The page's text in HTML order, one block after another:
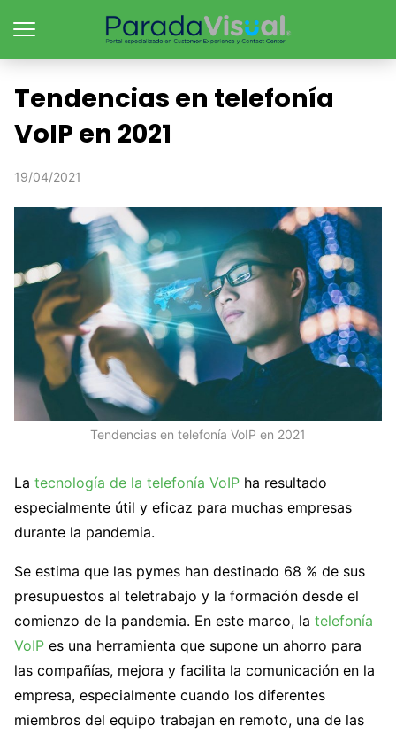
Tendencias en telefonía
VoIP en 2021
19/04/2021
Tendencias en telefonía VoIP en 2021
La tecnología de la telefonía VoIP ha resultado
especialmente útil y eficaz para muchas empresas
durante la pandemia.
Se estima que las pymes han destinado 68 % de sus
presupuestos al teletrabajo y la formación desde el
comienzo de la pandemia. En este marco, la telefonía
VoIP es una herramienta que supone un ahorro para
las compañías, mejora y facilita la comunicación en la
empresa, especialmente cuando los diferentes
miembros del equipo trabajan en remoto, una de las